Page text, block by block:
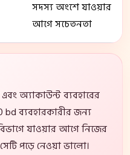
সদস্য অংশে যাওয়ার
আগে সচেতনতা
অ্যাকাউন্ট ব্যবহারের
bd ব্যবহারকারীর জন্য
যাওয়ার আগে নিজের
পড়ে নেওয়া ভালো।